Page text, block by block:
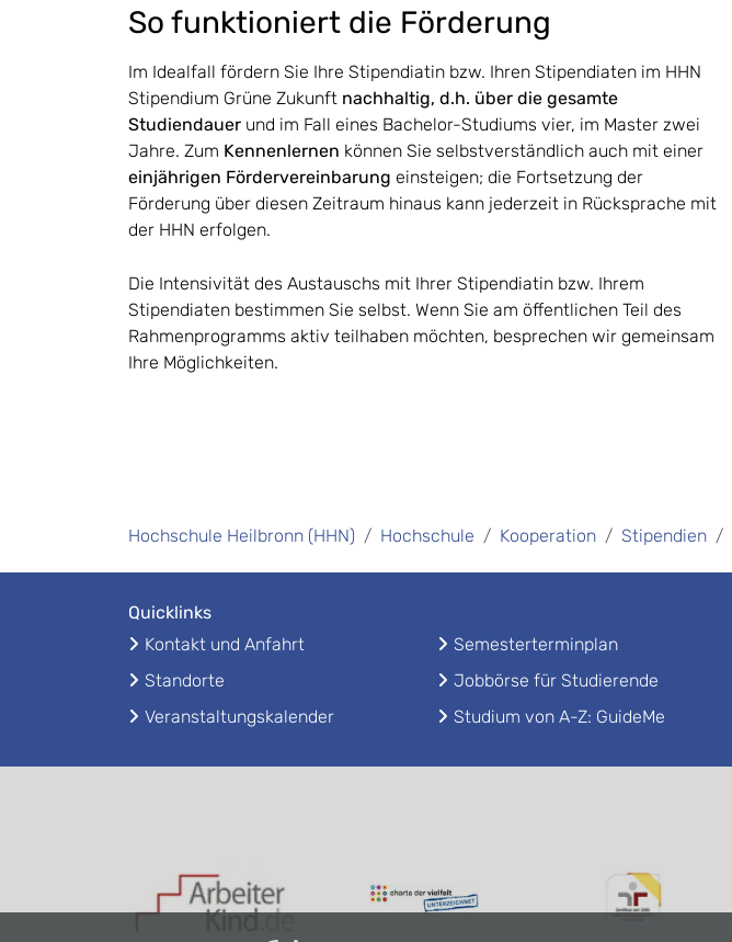
So funktioniert die Förderung
Im Idealfall fördern Sie Ihre Stipendiatin bzw. Ihren Stipendiaten im HHN
Stipendium Grüne Zukunft nachhaltig, d.h. über die gesamte
Studiendauer und im Fall eines Bachelor-Studiums vier, im Master zwei
Jahre. Zum Kennenlernen können Sie selbstverständlich auch mit einer
einjährigen Fördervereinbarung einsteigen; die Fortsetzung der
Förderung über diesen Zeitraum hinaus kann jederzeit in Rücksprache mit
der HHN erfolgen.
Die Intensivität des Austauschs mit Ihrer Stipendiatin bzw. Ihrem
Stipendiaten bestimmen Sie selbst. Wenn Sie am öffentlichen Teil des
Rahmenprogramms aktiv teilhaben möchten, besprechen wir gemeinsam
Ihre Möglichkeiten.
Hochschule Heilbronn (HHN) Hochschule Kooperation Stipendien
Quicklinks
Kontakt und Anfahrt
Standorte
Veranstaltungskalender
Semesterterminplan
Jobbörse für Studierende
Studium von A-Z: GuideMe